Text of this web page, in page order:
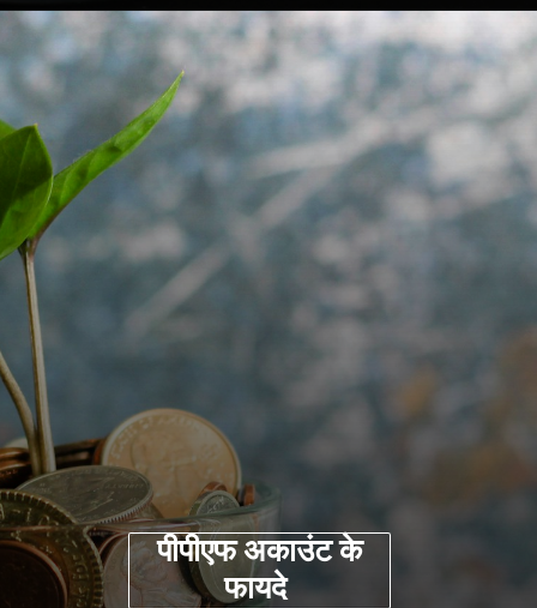
पीपीएफ अकाउंट के
फायदे